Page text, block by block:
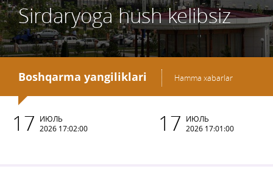
Sirdaryoga hush kelibsiz
Boshqarma yangiliklari Hamma xabarlar
17 ИЮЛЬ
2026 17:02:00
17 ИЮЛЬ
2026 17:01:00